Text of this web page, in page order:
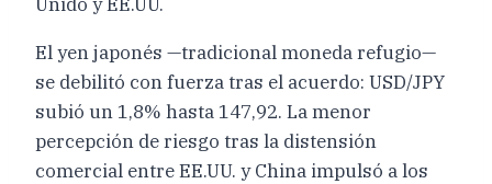
El yen japonés —tradicional moneda refugio—
se debilitó con fuerza tras el acuerdo: USD/JPY
subió un 1,8% hasta 147,92. La menor
percepción de riesgo tras la distensión
comercial entre EE.UU. y China impulsó a los